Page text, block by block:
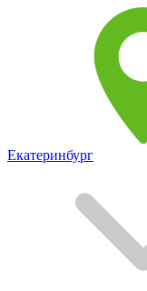
Екатеринбург